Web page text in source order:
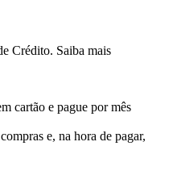
Crédito. Saiba mais
cartão e pague por mês
e, na hora de pagar,